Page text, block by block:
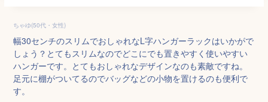
ちゃゆ(50代・女性)
幅30センチのスリムでおしゃれなL字ハンガーラックはいかがで
しょう？とてもスリムなのでどこにでも置きやすく使いやすい
ハンガーです。とてもおしゃれなデザインなのも素敵ですね。
足元に棚がついてるのでバッグなどの小物を置けるのも便利で
す。